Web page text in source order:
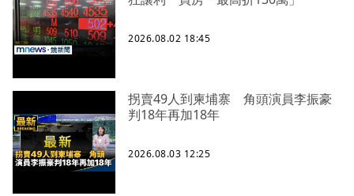
2026.08.02 18:45
拐賣49人到柬埔寨 角頭演員李振豪
判18年再加18年
2026.08.03 12:25